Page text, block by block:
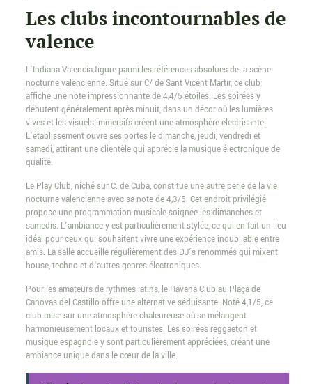
Les clubs incontournables de
valence
L’Indiana Valencia figure parmi les références absolues de la scène
nocturne valencienne. Situé sur C/ de Sant Vicent Màrtir, ce club
affiche une note impressionnante de 4,4/5 étoiles. Les soirées y
débutent généralement après minuit, dans un décor où les lumières
vives et les visuels immersifs créent une atmosphère électrisante.
L’établissement ouvre ses portes le dimanche, jeudi, vendredi et
samedi, attirant une clientèle qui apprécie la musique électronique de
qualité.
Le Play Club, niché sur C. de Cuba, constitue une autre perle de la vie
nocturne valencienne avec sa note de 4,3/5. Cet endroit privilégié
propose une programmation musicale soignée les dimanches et
samedis. L’ambiance y est particulièrement stylée, ce qui en fait un lieu
idéal pour ceux qui souhaitent vivre une expérience inoubliable entre
amis. La salle accueille régulièrement des DJ’s renommés qui mixent
house, techno et d’autres genres électroniques.
Pour les amateurs de rythmes latins, le Havana Club au Plaça de
Cánovas del Castillo offre une alternative séduisante. Noté 4,1/5, ce
club mise sur une atmosphère chaleureuse où se mélangent
harmonieusement locaux et touristes. Les soirées reggaeton et
musique espagnole y sont particulièrement appréciées, créant une
ambiance unique dans le cœur de la ville.